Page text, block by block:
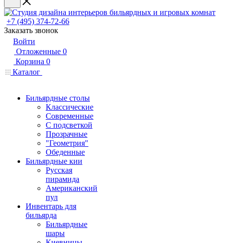
+7 (495) 374-72-66
Заказать звонок
Войти
Отложенные 0
Корзина 0
Каталог
Бильярдные столы
Классические
Современные
С подсветкой
Прозрачные
"Геометрия"
Обеденные
Бильярдные кии
Русская
пирамида
Американский
пул
Инвентарь для
бильярда
Бильярдные
шары